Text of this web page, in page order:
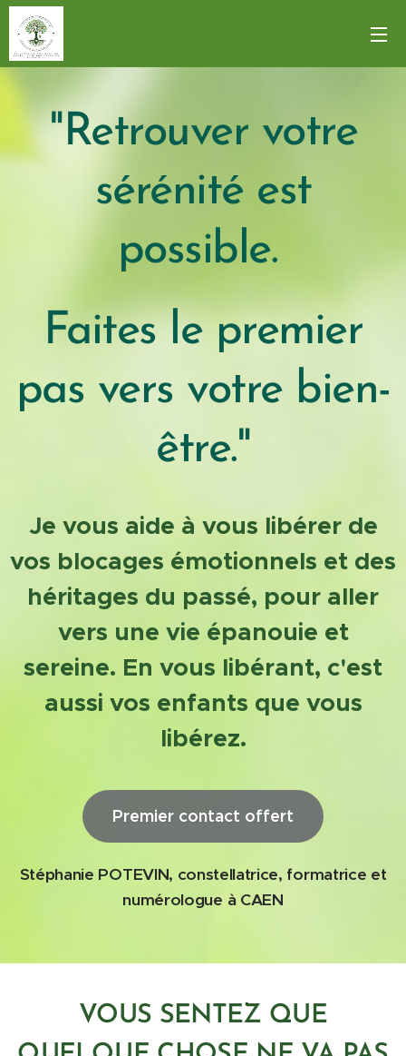
"Retrouver votre
sérénité est
possible.
Faites le premier
pas vers votre bien-
être."
Je vous aide à vous libérer de
vos blocages émotionnels et des
héritages du passé, pour aller
vers une vie épanouie et
sereine. En vous libérant, c'est
aussi vos enfants que vous
libérez.
Premier contact offert
Stéphanie POTEVIN, constellatrice, formatrice et
numérologue à CAEN
VOUS SENTEZ QUE